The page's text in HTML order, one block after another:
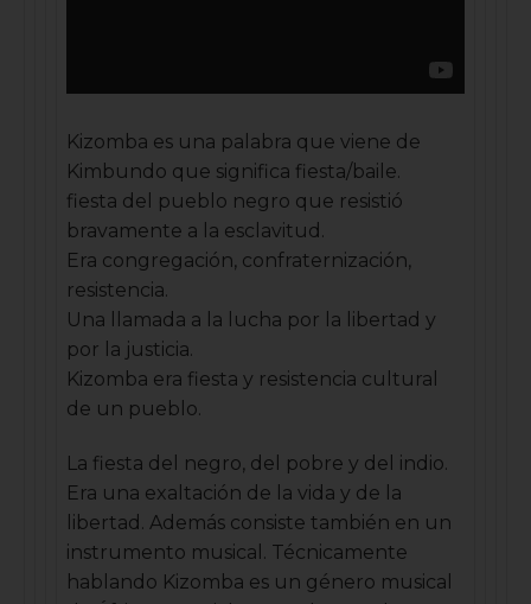
Kizomba es una palabra que viene de
Kimbundo que significa fiesta/baile.
fiesta del pueblo negro que resistió
bravamente a la esclavitud.
Era congregación, confraternización,
resistencia.
Una llamada a la lucha por la libertad y
por la justicia.
Kizomba era fiesta y resistencia cultural
de un pueblo.
La fiesta del negro, del pobre y del indio.
Era una exaltación de la vida y de la
libertad. Además consiste también en un
instrumento musical. Técnicamente
hablando Kizomba es un género musical